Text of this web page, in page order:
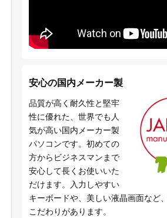
安心の国内メーカー製
品質が高く耐久性と堅牢
性に優れた、世界でも人
気が高い国内メーカー製
パソコンです。初めての
方からビジネスマンまで
安心して長くお使いいた
だけます。入力しやすい
キーボードや、美しい液晶画面など
こだわりがあります。